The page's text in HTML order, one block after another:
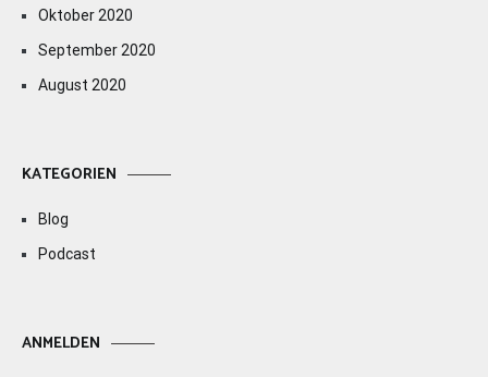
Oktober 2020
September 2020
August 2020
KATEGORIEN
Blog
Podcast
ANMELDEN